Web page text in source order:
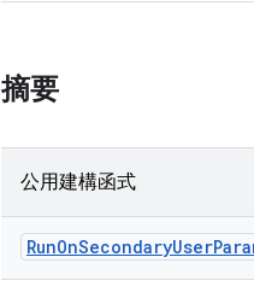
摘要
公用建構函式
RunOnSecondaryUser